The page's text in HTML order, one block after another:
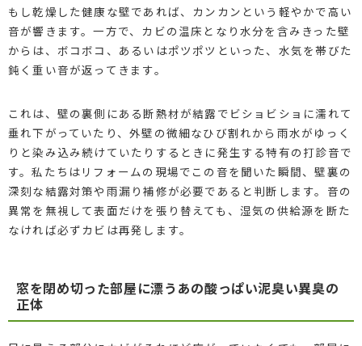
もし乾燥した健康な壁であれば、カンカンという軽やかで高い
音が響きます。一方で、カビの温床となり水分を含みきった壁
からは、ボコボコ、あるいはポツポツといった、水気を帯びた
鈍く重い音が返ってきます。
これは、壁の裏側にある断熱材が結露でビショビショに濡れて
垂れ下がっていたり、外壁の微細なひび割れから雨水がゆっく
りと染み込み続けていたりするときに発生する特有の打診音で
す。私たちはリフォームの現場でこの音を聞いた瞬間、壁裏の
深刻な結露対策や雨漏り補修が必要であると判断します。音の
異常を無視して表面だけを張り替えても、湿気の供給源を断た
なければ必ずカビは再発します。
窓を閉め切った部屋に漂うあの酸っぱい泥臭い異臭の
正体